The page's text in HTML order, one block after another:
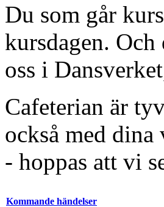
Du som går
kursdagen.
oss i
Cafeterian är
också med
- hoppas att vi
Kommande händelser